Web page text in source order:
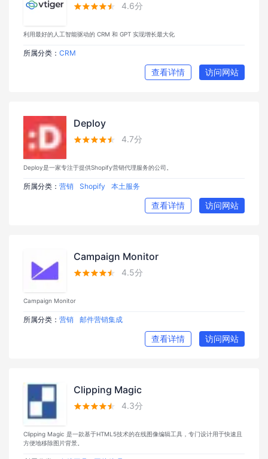
 4.6分
利用最好的人工智能驱动的 CRM 和 GPT 实现增长最大化
所属分类： CRM
查看详情 访问网站
Deploy
 4.7分
Deploy是一家专注于提供Shopify营销代理服务的公司。
所属分类： 营销 Shopify 本土服务
查看详情 访问网站
Campaign Monitor
 4.5分
Campaign Monitor
所属分类： 营销 邮件营销集成
查看详情 访问网站
Clipping Magic
 4.3分
Clipping Magic 是一款基于HTML5技术的在线图像编辑工具，专门设计用于快速且
方便地移除图片背景。